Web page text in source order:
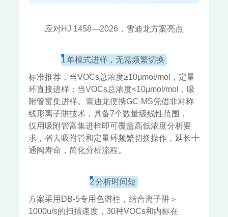
应对HJ 1458—2026，雪迪龙方案亮点
1单模式进样，无需频繁切换
标准推荐，当VOCs总浓度≥10μmol/mol，定量
环直接进样；当VOCs总浓度<10μmol/mol，吸
附管富集进样。雪迪龙便携GC-MS凭借非对称
线形离子阱技术，具备7个数量级线性范围，
仅用吸附管富集进样即可覆盖高低浓度分析要
求，省去吸附管和定量环频繁切换操作，延长十
通阀寿命，简化分析流程。
2分析时间短
方案采用DB-5专用色谱柱，结合离子阱＞
1000u/s的扫描速度，30种VOCs和内标在